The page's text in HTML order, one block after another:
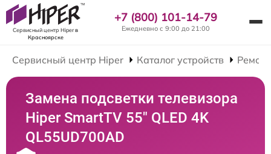
Сервисный центр Hiperв
Красноярске
+7 (800) 101-14-79
Ежедневно с 9:00 до 21:00
Сервисный центр Hiper Каталог устройств
Замена подсветки телевизора
Hiper SmartTV 55" QLED 4K
QL55UD700AD